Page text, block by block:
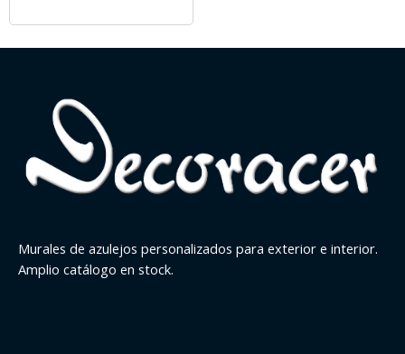
Murales de azulejos personalizados para exterior e interior.
Amplio catálogo en stock.